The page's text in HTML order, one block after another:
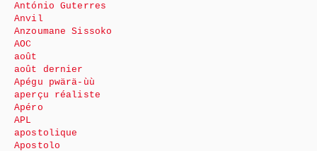
António Guterres
Anvil
Anzoumane Sissoko
AOC
août
août dernier
Apégu pwärä-ùù
aperçu réaliste
Apéro
APL
apostolique
Apostolo